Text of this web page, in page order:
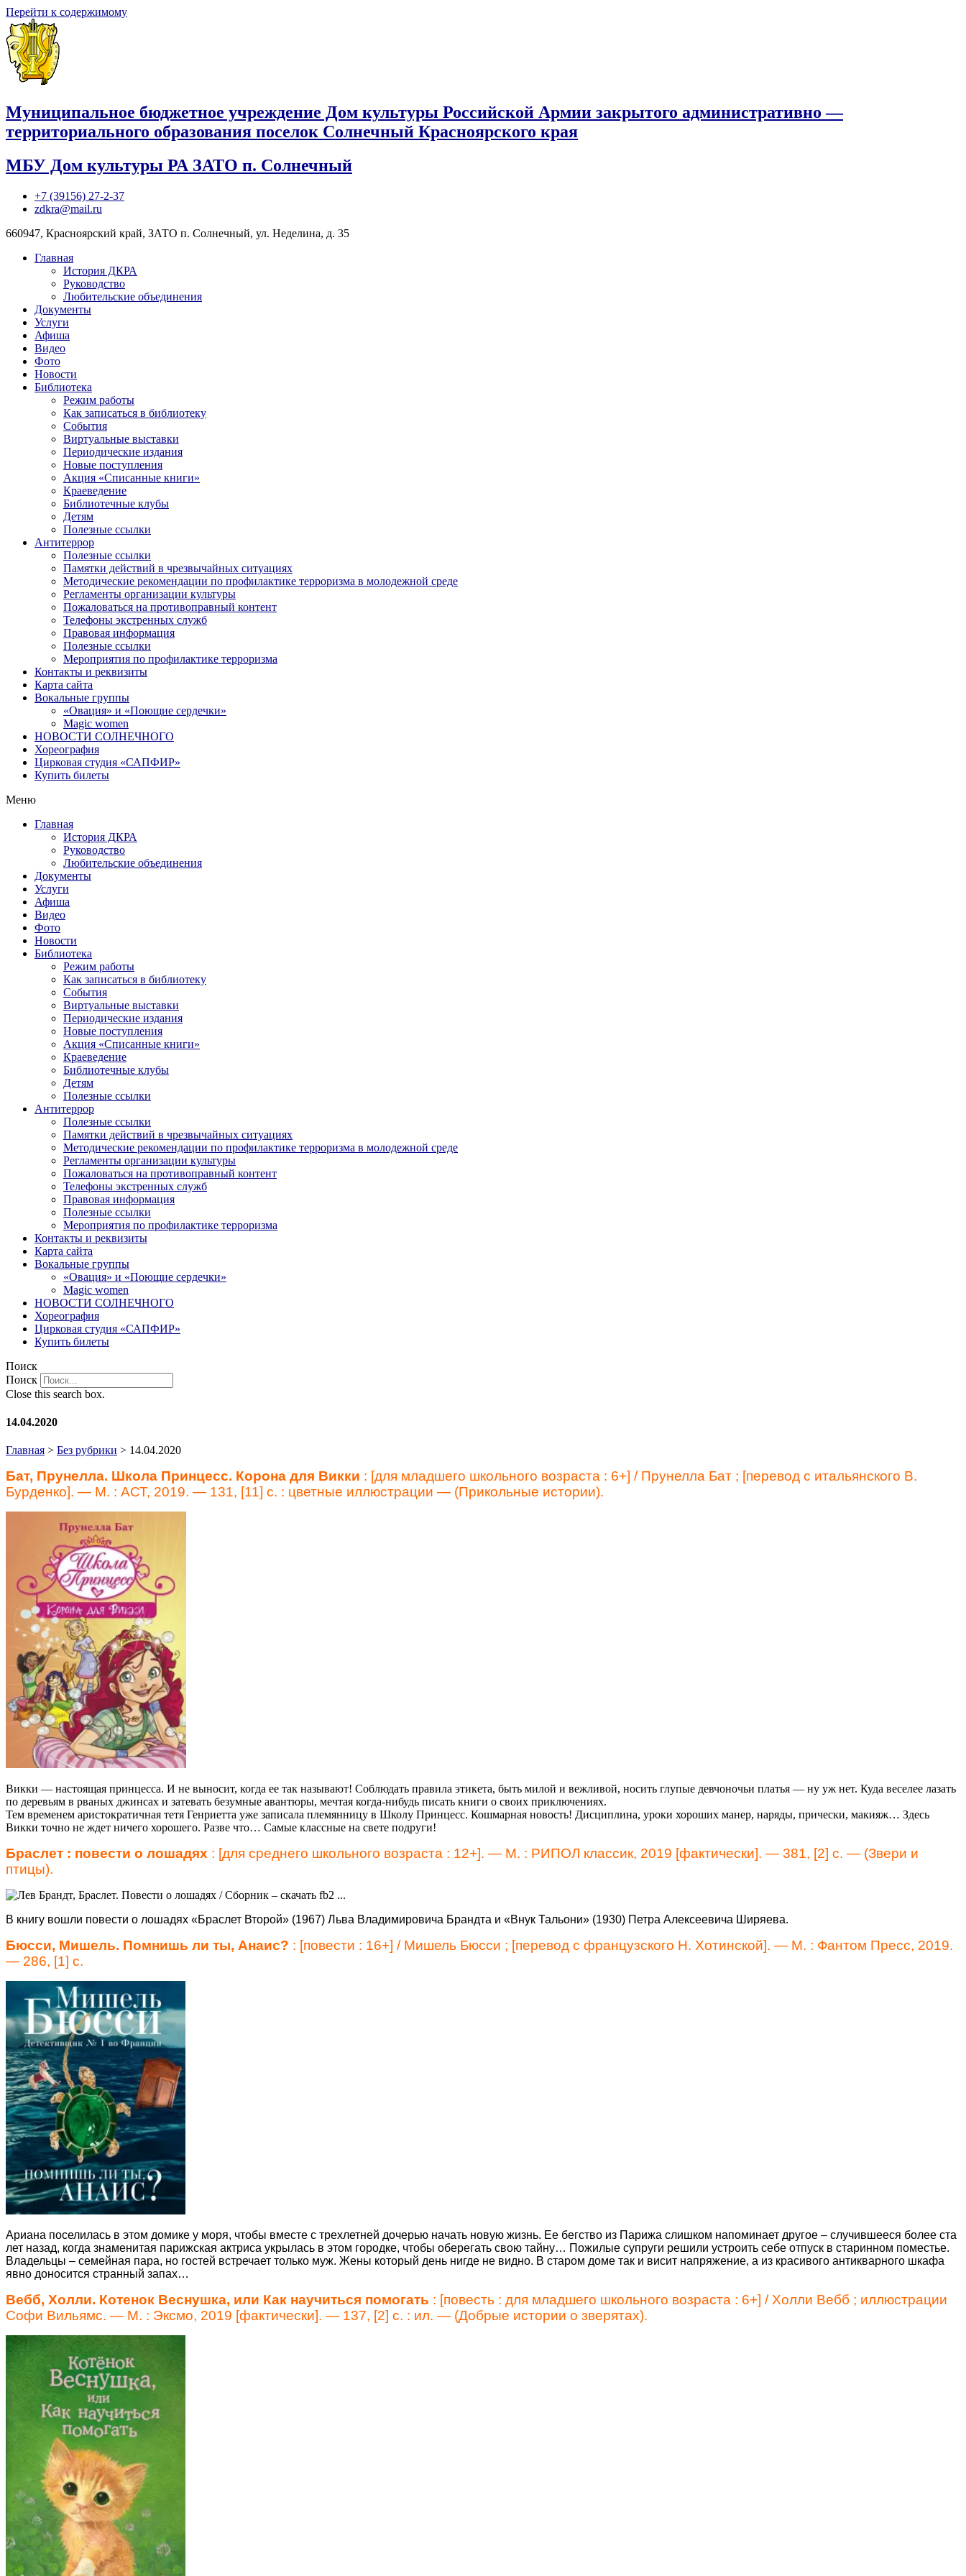
Перейти к содержимому
Муниципальное бюджетное учреждение Дом культуры Российской Армии закрытого административно —
территориального образования поселок Солнечный Красноярского края
МБУ Дом культуры РА ЗАТО п. Солнечный
+7 (39156) 27-2-37
zdkra@mail.ru
660947, Красноярский край, ЗАТО п. Солнечный, ул. Неделина, д. 35
Главная
История ДКРА
Руководство
Любительские объединения
Документы
Услуги
Афиша
Видео
Фото
Новости
Библиотека
Режим работы
Как записаться в библиотеку
События
Виртуальные выставки
Периодические издания
Новые поступления
Акция «Списанные книги»
Краеведение
Библиотечные клубы
Детям
Полезные ссылки
Антитеррор
Полезные ссылки
Памятки действий в чрезвычайных ситуациях
Методические рекомендации по профилактике терроризма в молодежной среде
Регламенты организации культуры
Пожаловаться на противоправный контент
Телефоны экстренных служб
Правовая информация
Полезные ссылки
Мероприятия по профилактике терроризма
Контакты и реквизиты
Карта сайта
Вокальные группы
«Овация» и «Поющие сердечки»
Magic women
НОВОСТИ СОЛНЕЧНОГО
Хореография
Цирковая студия «САПФИР»
Купить билеты
Меню
Главная
История ДКРА
Руководство
Любительские объединения
Документы
Услуги
Афиша
Видео
Фото
Новости
Библиотека
Режим работы
Как записаться в библиотеку
События
Виртуальные выставки
Периодические издания
Новые поступления
Акция «Списанные книги»
Краеведение
Библиотечные клубы
Детям
Полезные ссылки
Антитеррор
Полезные ссылки
Памятки действий в чрезвычайных ситуациях
Методические рекомендации по профилактике терроризма в молодежной среде
Регламенты организации культуры
Пожаловаться на противоправный контент
Телефоны экстренных служб
Правовая информация
Полезные ссылки
Мероприятия по профилактике терроризма
Контакты и реквизиты
Карта сайта
Вокальные группы
«Овация» и «Поющие сердечки»
Magic women
НОВОСТИ СОЛНЕЧНОГО
Хореография
Цирковая студия «САПФИР»
Купить билеты
Поиск
Поиск
Close this search box.
14.04.2020
Главная > Без рубрики > 14.04.2020
Бат, Прунелла. Школа Принцесс. Корона для Викки : [для младшего школьного возраста : 6+] / Прунелла Бат ; [перевод с итальянского В.
Бурденко]. — М. : АСТ, 2019. — 131, [11] с. : цветные иллюстрации — (Прикольные истории).
Викки — настоящая принцесса. И не выносит, когда ее так называют! Соблюдать правила этикета, быть милой и вежливой, носить глупые девчоночьи платья — ну уж нет. Куда веселее лазать
по деревьям в рваных джинсах и затевать безумные авантюры, мечтая когда-нибудь писать книги о своих приключениях.
Тем временем аристократичная тетя Генриетта уже записала племянницу в Школу Принцесс. Кошмарная новость! Дисциплина, уроки хороших манер, наряды, прически, макияж… Здесь
Викки точно не ждет ничего хорошего. Разве что… Самые классные на свете подруги!
Браслет : повести о лошадях : [для среднего школьного возраста : 12+]. — М. : РИПОЛ классик, 2019 [фактически]. — 381, [2] с. — (Звери и
птицы).
В книгу вошли повести о лошадях «Браслет Второй» (1967) Льва Владимировича Брандта и «Внук Тальони» (1930) Петра Алексеевича Ширяева.
Бюсси, Мишель. Помнишь ли ты, Анаис? : [повести : 16+] / Мишель Бюсси ; [перевод с французского Н. Хотинской]. — М. : Фантом Пресс, 2019.
— 286, [1] с.
Ариана поселилась в этом домике у моря, чтобы вместе с трехлетней дочерью начать новую жизнь. Ее бегство из Парижа слишком напоминает другое – случившееся более ста
лет назад, когда знаменитая парижская актриса укрылась в этом городке, чтобы оберегать свою тайну… Пожилые супруги решили устроить себе отпуск в старинном поместье.
Владельцы – семейная пара, но гостей встречает только муж. Жены который день нигде не видно. В старом доме так и висит напряжение, а из красивого антикварного шкафа
явно доносится странный запах…
Вебб, Холли. Котенок Веснушка, или Как научиться помогать : [повесть : для младшего школьного возраста : 6+] / Холли Вебб ; иллюстрации
Софи Вильямс. — М. : Эксмо, 2019 [фактически]. — 137, [2] с. : ил. — (Добрые истории о зверятах).